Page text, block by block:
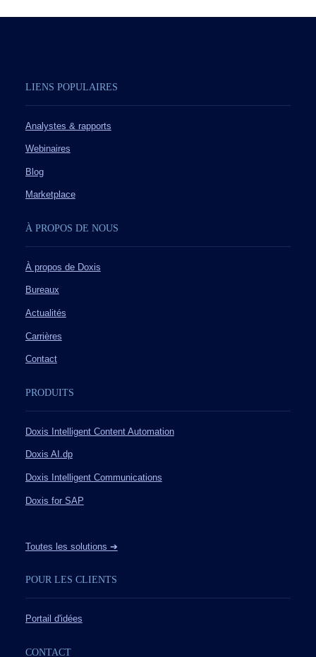
LIENS POPULAIRES
Analystes & rapports
Webinaires
Blog
Marketplace
À PROPOS DE NOUS
À propos de Doxis
Bureaux
Actualités
Carrières
Contact
PRODUITS
Doxis Intelligent Content Automation
Doxis AI.dp
Doxis Intelligent Communications
Doxis for SAP
Toutes les solutions ➔
POUR LES CLIENTS
Portail d'idées
CONTACT